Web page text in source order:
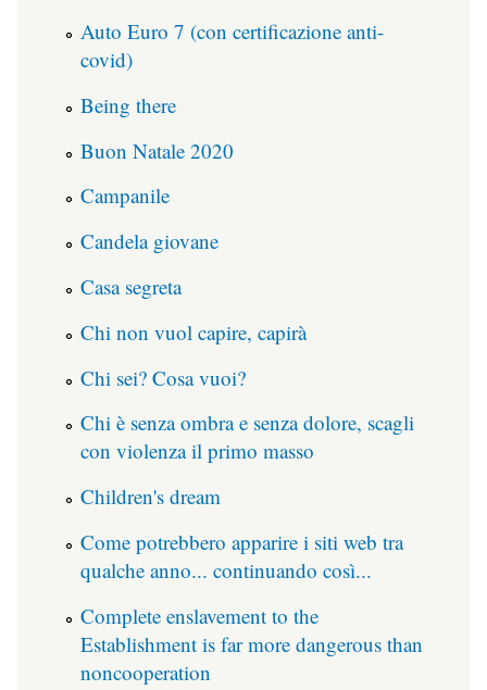
Auto Euro 7 (con certificazione anti-
covid)
Being there
Buon Natale 2020
Campanile
Candela giovane
Casa segreta
Chi non vuol capire, capirà
Chi sei? Cosa vuoi?
Chi è senza ombra e senza dolore, scagli
con violenza il primo masso
Children's dream
Come potrebbero apparire i siti web tra
qualche anno... continuando così...
Complete enslavement to the
Establishment is far more dangerous than
noncooperation